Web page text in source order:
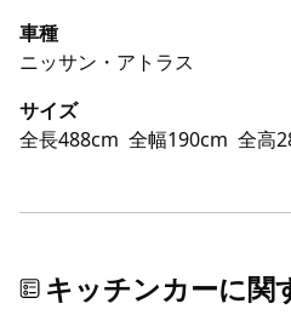
車種
ニッサン・アトラス
サイズ
全長488cm 全幅190cm 全高
キッチンカーに関